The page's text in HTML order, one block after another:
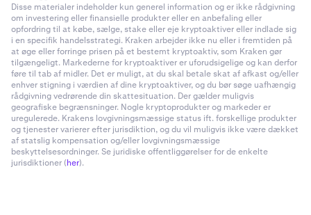
Bonded Opt-in Rewards
Global Dollar Network (USDG)
✅
USD Coin (USDC)
✅
Disse materialer indeholder kun generel information og er ikke rådgivning
om investering eller finansielle produkter eller en anbefaling eller
opfordring til at købe, sælge, stake eller eje kryptoaktiver eller indlade sig
i en specifik handelsstrategi. Kraken arbejder ikke nu eller i fremtiden på
at øge eller forringe prisen på et bestemt kryptoaktiv, som Kraken gør
tilgængeligt. Markederne for kryptoaktiver er uforudsigelige og kan derfor
føre til tab af midler. Det er muligt, at du skal betale skat af afkast og/eller
enhver stigning i værdien af dine kryptoaktiver, og du bør søge uafhængig
rådgivning vedrørende din skattesituation. Der gælder muligvis
geografiske begrænsninger. Nogle kryptoprodukter og markeder er
uregulerede. Krakens lovgivningsmæssige status ift. forskellige produkter
og tjenester varierer efter jurisdiktion, og du vil muligvis ikke være dækket
af statslig kompensation og/eller lovgivningsmæssige
beskyttelsesordninger. Se juridiske offentliggørelser for de enkelte
jurisdiktioner (her).